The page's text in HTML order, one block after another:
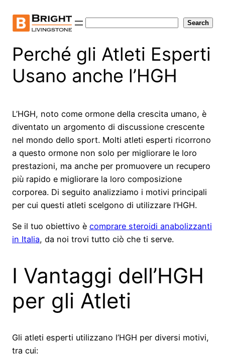
content
Search
Perché gli Atleti Esperti
Usano anche l’HGH
L’HGH, noto come ormone della crescita umano, è
diventato un argomento di discussione crescente
nel mondo dello sport. Molti atleti esperti ricorrono
a questo ormone non solo per migliorare le loro
prestazioni, ma anche per promuovere un recupero
più rapido e migliorare la loro composizione
corporea. Di seguito analizziamo i motivi principali
per cui questi atleti scelgono di utilizzare l’HGH.
Se il tuo obiettivo è comprare steroidi anabolizzanti
in Italia, da noi trovi tutto ciò che ti serve.
I Vantaggi dell’HGH
per gli Atleti
Gli atleti esperti utilizzano l’HGH per diversi motivi,
tra cui: